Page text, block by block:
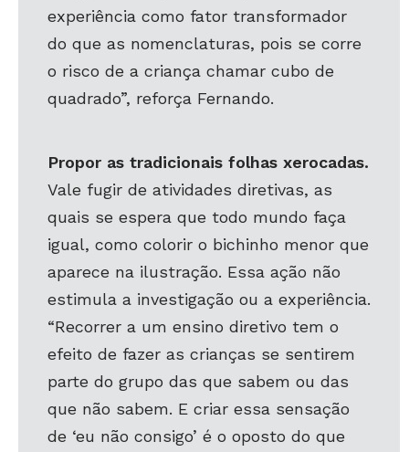
experiência como fator transformador
do que as nomenclaturas, pois se corre
o risco de a criança chamar cubo de
quadrado”, reforça Fernando.
Propor as tradicionais folhas xerocadas.
Vale fugir de atividades diretivas, as
quais se espera que todo mundo faça
igual, como colorir o bichinho menor que
aparece na ilustração. Essa ação não
estimula a investigação ou a experiência.
“Recorrer a um ensino diretivo tem o
efeito de fazer as crianças se sentirem
parte do grupo das que sabem ou das
que não sabem. E criar essa sensação
de ‘eu não consigo’ é o oposto do que